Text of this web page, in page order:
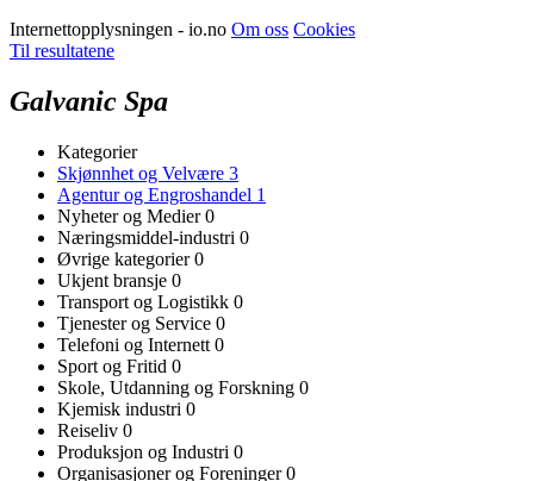
Internettopplysningen - io.no Om oss Cookies
Til resultatene
Galvanic Spa
Kategorier
Skjønnhet og Velvære 3
Agentur og Engroshandel 1
Nyheter og Medier0
Næringsmiddel-industri 0
Øvrige kategorier0
Ukjent bransje 0
Transport og Logistikk 0
Tjenester og Service 0
Telefoni og Internett 0
Sport og Fritid 0
Skole, Utdanning og Forskning 0
Kjemisk industri 0
Reiseliv 0
Produksjon og Industri 0
Organisasjoner og Foreninger0